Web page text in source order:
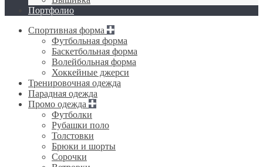
Портфолио
Спортивная форма
Футбольная форма
Баскетбольная форма
Волейбольная форма
Хоккейные джерси
Тренировочная одежда
Парадная одежда
Промо одежда
Футболки
Рубашки поло
Толстовки
Брюки и шорты
Сорочки